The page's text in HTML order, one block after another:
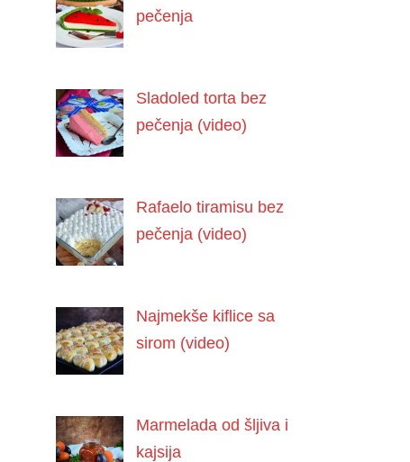
pečenja
Sladoled torta bez
pečenja (video)
Rafaelo tiramisu bez
pečenja (video)
Najmekše kiflice sa
sirom (video)
Marmelada od šljiva i
kajsija